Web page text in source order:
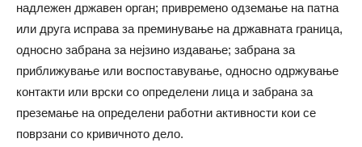
надлежен државен орган; привремено одземање на патна
или друга исправа за преминување на државната граница,
односно забрана за нејзино издавање; забрана за
приближување или воспоставување, односно одржување
контакти или врски со определени лица и забрана за
преземање на определени работни активности кои се
поврзани со кривичното дело.